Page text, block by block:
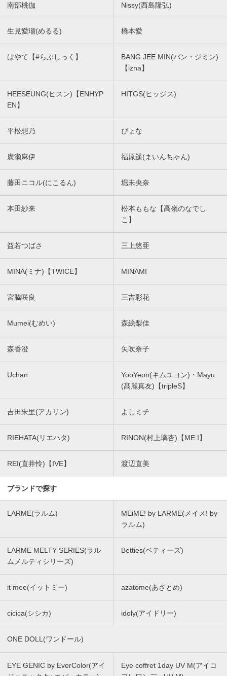
南部桃伽 Nissy(西島隆弘)
生見愛瑠(めるる) 橋本愛
はやて【#らぶしっく】
BANG JEE MIN(バン・ジミン)
【izna】
HEESEUNG(ヒスン)【ENHYP
EN】
HITGS(ヒッジス)
平松想乃 ぴょな
廣瀬麻伊 福原遥(まいんちゃん)
藤田ニコル(にこるん) 堀未央奈
本田紗来
松本ももな【高嶺のなでし
こ】
益若つばさ 三上悠亜
MINA(ミナ)【TWICE】 MINAMI
宮脇咲良 三吉彩花
Mumei(むめい) 森絵梨佳
森香澄 矢吹奈子
Uchan
YooYeon(キムユヨン)・Mayu
(髙麗真友)【tripleS】
吉田朱里(アカリン) よしミチ
RIEHATA(リエハタ) RINON(村上璃杏)【ME:I】
REI(直井怜)【IVE】 渡辺直美
ブランドで探す
LARME(ラルム)
MEiME! by LARME(メイメ! by
ラルム)
LARME MELTY SERIES(ラル
ムメルティシリーズ)
Betties(ベティーズ)
it mee(イットミー) azatome(あざとめ)
cicica(シシカ) idoly(アイドリー)
ONE DOLL(ワンドール)
EYE GENIC by EverColor(アイ
Eye coffret 1day UV M(アイコ